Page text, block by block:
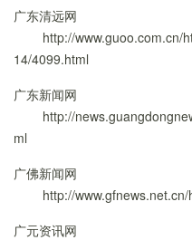
广东清远网
http://www.guoo.com.cn/
14/4099.html
广东新闻网
http://
ml
广佛新闻网
http://
广元资讯网